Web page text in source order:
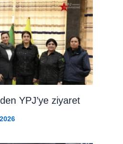
YPJ’ye ziyaret